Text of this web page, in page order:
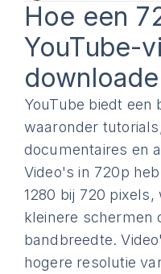
Hoe een
YouTube-
YouTube biedt een
waaronder
documentaires en
Video's in 720p
1280 bij 720
kleinere schermen
bandbreedte.
hogere resolutie